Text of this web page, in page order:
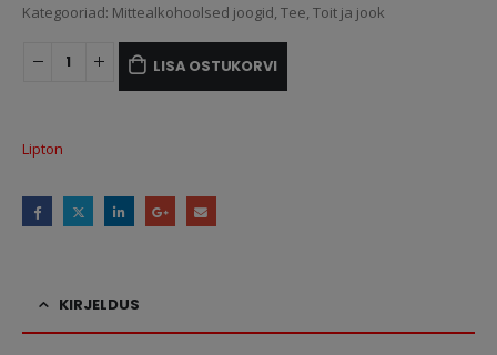
Kategooriad: Mittealkohoolsed joogid, Tee, Toit ja jook
LISA OSTUKORVI
Lipton
KIRJELDUS